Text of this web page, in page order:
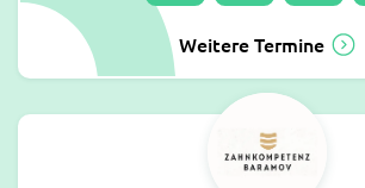
Weitere Termine